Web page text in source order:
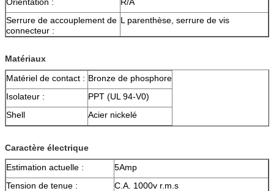
Serrure de accouplement de
connecteur :
L parenthèse, serrure de vis
Matériaux
Matériel de contact : Bronze de phosphore
Isolateur :
PPT (UL 94-V0)
Shell
Acier nickelé
Caractère électrique
Estimation actuelle :
5Amp
Tension de tenue :
C.A. 1000v r.m.s